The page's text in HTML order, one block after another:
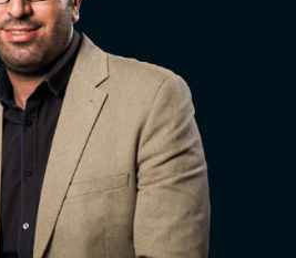
Taounate 95.6
Tiznit 103.1
SkhourRhamna 92.2
Taroudant 104.9
Guelmim 91.9
Tan-Tan 95.2
Tafraout 104.9
Casablanca 92.5 Hz
Rabat, Salé 106.9 Hz
Marrakech 90.5 Hz